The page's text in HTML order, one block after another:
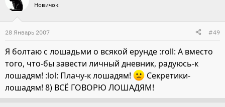
Новичок
28 Январь 2007 #49
Я болтаю с лошадьми о всякой ерунде :roll: А вместо
того, что-бы завести личный дневник, радуюсь-к
лошадям! :lol: Плачу-к лошадям!
Секретики-
лошадям! 8) ВСЁ ГОВОРЮ ЛОШАДЯМ!